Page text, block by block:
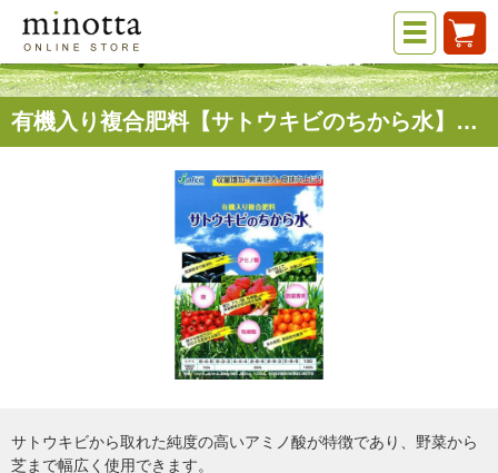
有機入り複合肥料【サトウキビのちから水】20kg 日本アルコール産業株式会社
サトウキビから取れた純度の高いアミノ酸が特徴であり、野菜から
芝まで幅広く使用できます。